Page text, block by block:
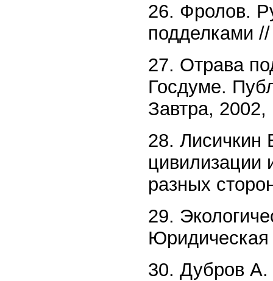
26. Фролов.
подделками
27. Отрава
Госдуме.
Завтра,
28.
цивилизации
разных
29.
Юридическая
30. Дубров А.